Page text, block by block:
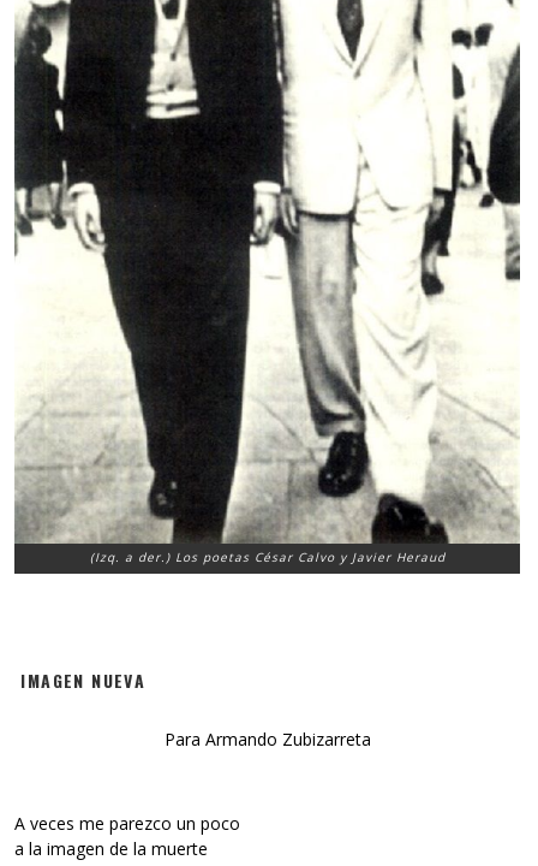
(Izq. a der.) Los poetas César Calvo y Javier Heraud
IMAGEN NUEVA
Para Armando Zubizarreta
A veces me parezco un poco
a la imagen de la muerte